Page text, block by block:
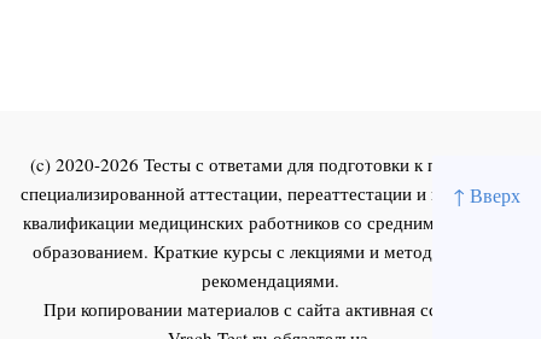
↑ Вверх
(c) 2020-2026 Тесты с ответами для подготовки к первичной
специализированной аттестации, переаттестации и повышения
квалификации медицинских работников со средним и высшим
образованием. Краткие курсы с лекциями и методическими
рекомендациями.
При копировании материалов с сайта активная ссылка на